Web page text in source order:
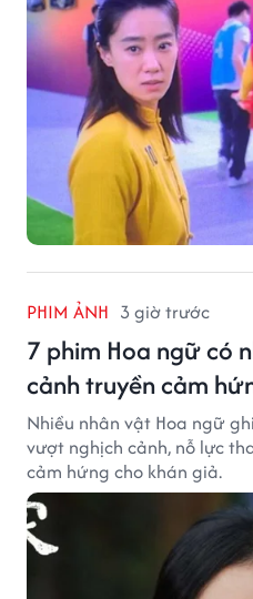
PHIM ẢNH 3 giờ trước
7 phim Hoa ngữ có
cảnh truyền cảm
Nhiều nhân vật Hoa ngữ
vượt nghịch cảnh, nỗ lực
cảm hứng cho khán giả.